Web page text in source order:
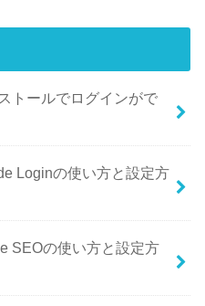
トールでログインがで
Loginの使い方と設定方
SEOの使い方と設定方